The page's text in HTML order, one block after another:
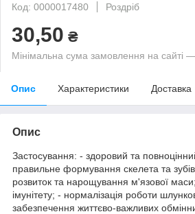
Код: 0000017480
Роздріб
30,50 ₴
Мінімальна сума замовлення на сайті
Опис Характеристики Доставка
Опис
Застосування: - здоровий та
правильне формування скелета та
розвиток та нарощування м'язової
імунітету; - нормалізація роботи
забезпечення життєво-важливих